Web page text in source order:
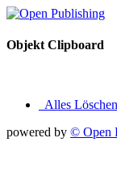
Objekt Clipboard
Alles Löschen
powered by © Open